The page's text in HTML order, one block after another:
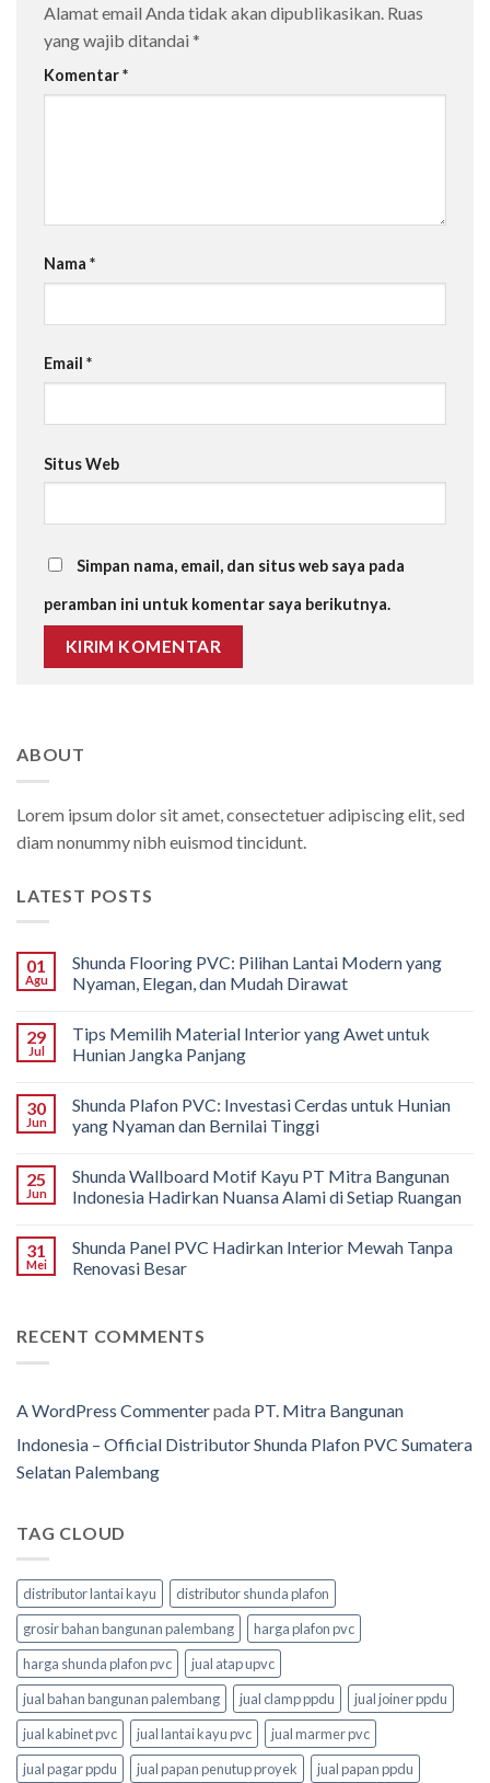
Alamat email Anda tidak akan dipublikasikan. Ruas
yang wajib ditandai *
Komentar*
Nama *
Email *
Situs Web
Simpan nama, email, dan situs web saya pada
peramban ini untuk komentar saya berikutnya.
ABOUT
Lorem ipsum dolor sit amet, consectetuer adipiscing elit, sed
diam nonummy nibh euismod tincidunt.
LATEST POSTS
01
Agu
Shunda Flooring PVC: Pilihan Lantai Modern yang
Nyaman, Elegan, dan Mudah Dirawat
29
Jul
Tips Memilih Material Interior yang Awet untuk
Hunian Jangka Panjang
30
Jun
Shunda Plafon PVC: Investasi Cerdas untuk Hunian
yang Nyaman dan Bernilai Tinggi
25
Jun
Shunda Wallboard Motif Kayu PT Mitra Bangunan
Indonesia Hadirkan Nuansa Alami di Setiap Ruangan
31
Mei
Shunda Panel PVC Hadirkan Interior Mewah Tanpa
Renovasi Besar
RECENT COMMENTS
A WordPress Commenterpada PT. Mitra Bangunan
Indonesia – Official Distributor Shunda Plafon PVC Sumatera
Selatan Palembang
TAG CLOUD
distributor lantai kayu
distributor shunda plafon
grosir bahan bangunan palembang
harga plafon pvc
harga shunda plafon pvc
jual atap upvc
jual bahan bangunan palembang
jual clamp ppdu
jual joiner ppdu
jual kabinet pvc
jual lantai kayu pvc
jual marmer pvc
jual pagar ppdu
jual papan penutup proyek jual papan ppdu